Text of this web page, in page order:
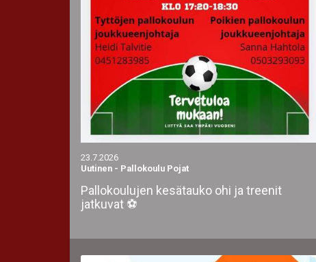
23.7.2026
Uutinen - Pallokoulu Pojat
Pallokoulujen kesätauko ohi ja treenit
jatkuvat ⚽